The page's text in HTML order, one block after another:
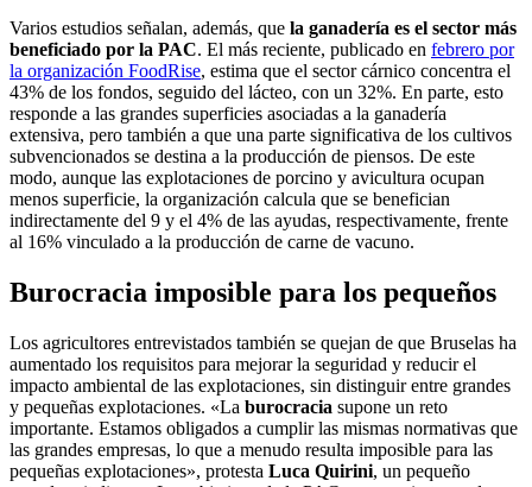
Varios estudios señalan, además, que la ganadería es el sector más
beneficiado por la PAC. El más reciente, publicado en febrero por
la organización FoodRise, estima que el sector cárnico concentra el
43% de los fondos, seguido del lácteo, con un 32%. En parte, esto
responde a las grandes superficies asociadas a la ganadería
extensiva, pero también a que una parte significativa de los cultivos
subvencionados se destina a la producción de piensos. De este
modo, aunque las explotaciones de porcino y avicultura ocupan
menos superficie, la organización calcula que se benefician
indirectamente del 9 y el 4% de las ayudas, respectivamente, frente
al 16% vinculado a la producción de carne de vacuno.
Burocracia imposible para los pequeños
Los agricultores entrevistados también se quejan de que Bruselas ha
aumentado los requisitos para mejorar la seguridad y reducir el
impacto ambiental de las explotaciones, sin distinguir entre grandes
y pequeñas explotaciones. «La burocracia supone un reto
importante. Estamos obligados a cumplir las mismas normativas que
las grandes empresas, lo que a menudo resulta imposible para las
pequeñas explotaciones», protesta Luca Quirini, un pequeño